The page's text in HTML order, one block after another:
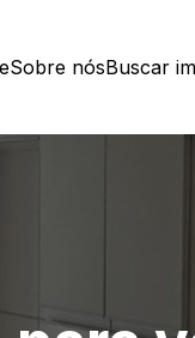
Sobre nósBuscar